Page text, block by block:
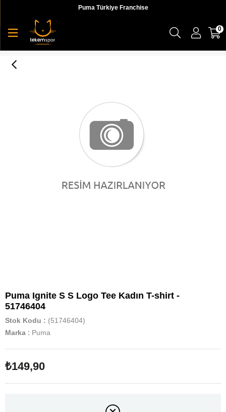
Puma Türkiye Franchise
0
Puma Ignite S S Logo Tee Kadın T-shirt -
51746404
Stok Kodu
(51746404)
Marka : Puma
₺149,90